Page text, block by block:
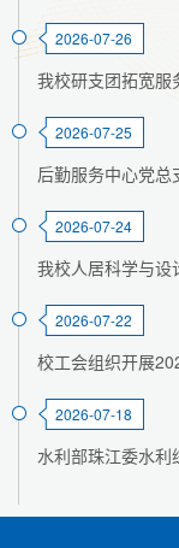
2026-07-26
我校研支团拓宽服
2026-07-25
后勤服务中心党
2026-07-24
我校人居科学与设
2026-07-22
校工会组织开展
2026-07-18
水利部珠江委水利